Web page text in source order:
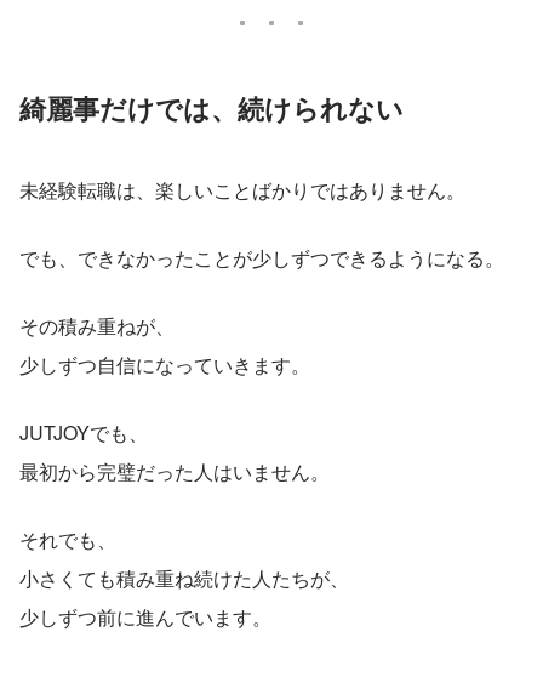
綺麗事だけでは、続けられない
未経験転職は、楽しいことばかりではありません。
でも、できなかったことが少しずつできるようになる。
その積み重ねが、
少しずつ自信になっていきます。
JUTJOYでも、
最初から完璧だった人はいません。
それでも、
小さくても積み重ね続けた人たちが、
少しずつ前に進んでいます。